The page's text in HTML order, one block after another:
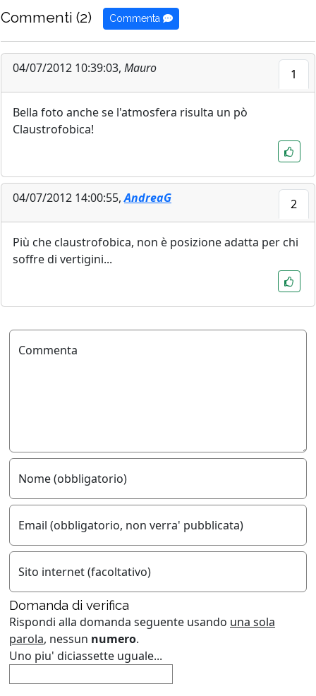
Commenti (2) Commenta
04/07/2012 10:39:03, Mauro 1
Bella foto anche se l'atmosfera risulta un pò
Claustrofobica!
04/07/2012 14:00:55,AndreaG 2
Più che claustrofobica, non è posizione adatta per chi
soffre di vertigini...
Commenta
Nome (obbligatorio)
Email (obbligatorio, non verra' pubblicata)
Sito internet (facoltativo)
Domanda di verifica
Rispondi alla domanda seguente usando una sola
parola, nessun numero.
Uno piu' diciassette uguale...